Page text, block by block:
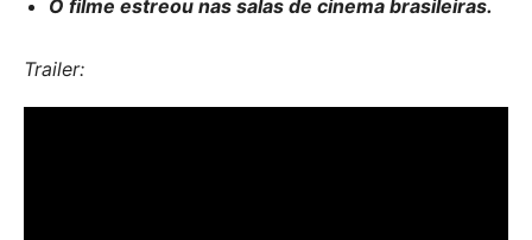
O filme estreou nas salas de cinema brasileiras.
Trailer: